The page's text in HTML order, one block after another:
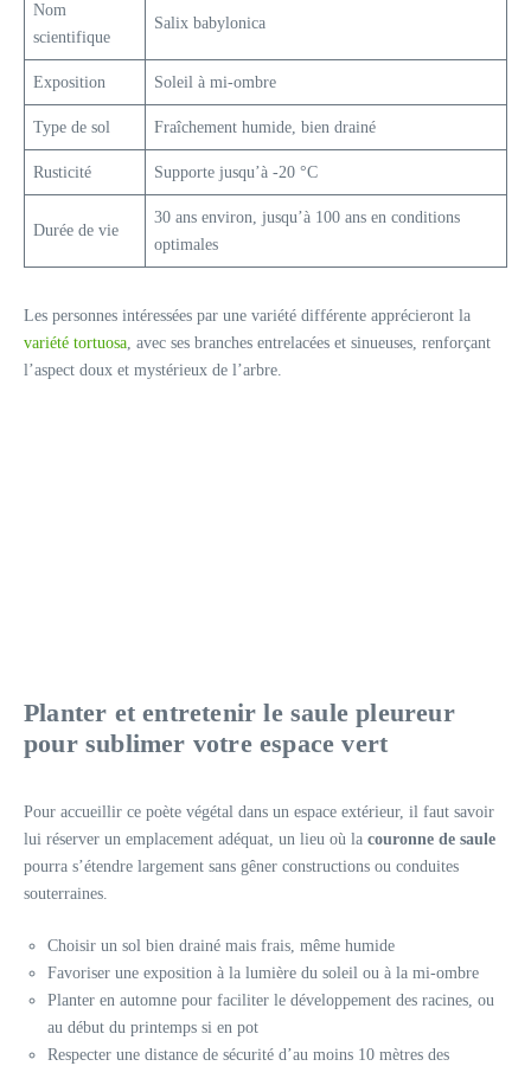
Nom
scientifique
Salix babylonica
Exposition Soleil à mi-ombre
Type de sol Fraîchement humide, bien drainé
Rusticité Supporte jusqu’à -20 °C
Durée de vie
30 ans environ, jusqu’à 100 ans en conditions
optimales
Les personnes intéressées par une variété différente apprécieront la
variété tortuosa, avec ses branches entrelacées et sinueuses, renforçant
l’aspect doux et mystérieux de l’arbre.
Planter et entretenir le saule pleureur
pour sublimer votre espace vert
Pour accueillir ce poète végétal dans un espace extérieur, il faut savoir
lui réserver un emplacement adéquat, un lieu où la couronne de saule
pourra s’étendre largement sans gêner constructions ou conduites
souterraines.
Choisir un sol bien drainé mais frais, même humide
Favoriser une exposition à la lumière du soleil ou à la mi-ombre
Planter en automne pour faciliter le développement des racines, ou
au début du printemps si en pot
Respecter une distance de sécurité d’au moins 10 mètres des